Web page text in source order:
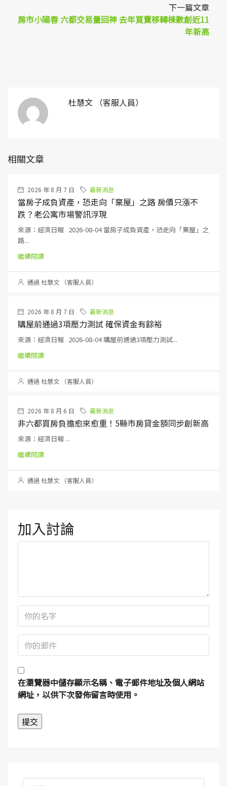
下一篇文章
房市小陽春 六都交易量回神 去年買賣移轉棟數創近11
年新高
杜慧文 （客服人員）
相關文章
2026 年 8 月 7 日 最新消息
當房子成負資產，恐走向「棄屋」之路 房價只漲不
跌？老公寓市場警訊浮現
來源：經濟日報 2026-08-04 當房子成負資產，恐走向「棄屋」之
路...
繼續閱讀
通過 杜慧文 （客服人員）
2026 年 8 月 7 日 最新消息
購屋前通過3項壓力測試 確保資金有餘裕
來源：經濟日報 2026-08-04 購屋前通過3項壓力測試...
繼續閱讀
通過 杜慧文 （客服人員）
2026 年 8 月 6 日 最新消息
非六都買房負擔愈來愈重！5縣市房貸金額同步創新高
來源：經濟日報 ...
繼續閱讀
通過 杜慧文 （客服人員）
加入討論
在瀏覽器中儲存顯示名稱、電子郵件地址及個人網站
網址，以供下次發佈留言時使用。